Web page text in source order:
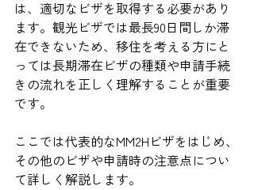
は、適切なビザを取得する必要があり
ます。観光ビザでは最長90日間しか滞
在できないため、移住を考える方にと
っては長期滞在ビザの種類や申請手続
きの流れを正しく理解することが重要
です。
ここでは代表的なMM2Hビザをはじめ、
その他のビザや申請時の注意点につい
て詳しく解説します。